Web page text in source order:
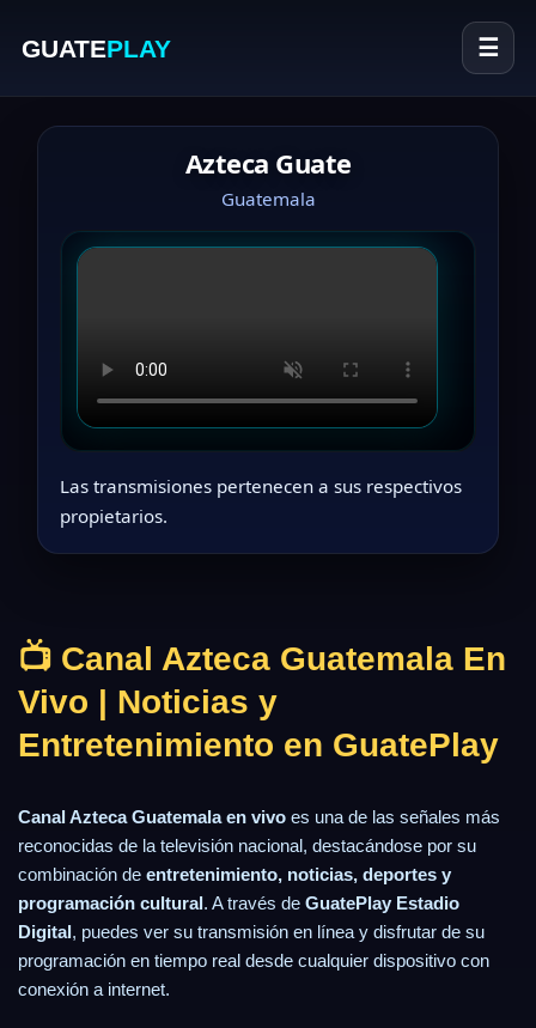
GUATEPLAY ☰
Azteca Guate
Guatemala
Las transmisiones pertenecen a sus respectivos
propietarios.
📺 Canal Azteca Guatemala En
Vivo | Noticias y
Entretenimiento en GuatePlay
Canal Azteca Guatemala en vivo es una de las señales más
reconocidas de la televisión nacional, destacándose por su
combinación de entretenimiento, noticias, deportes y
programación cultural. A través de GuatePlay Estadio
Digital, puedes ver su transmisión en línea y disfrutar de su
programación en tiempo real desde cualquier dispositivo con
conexión a internet.